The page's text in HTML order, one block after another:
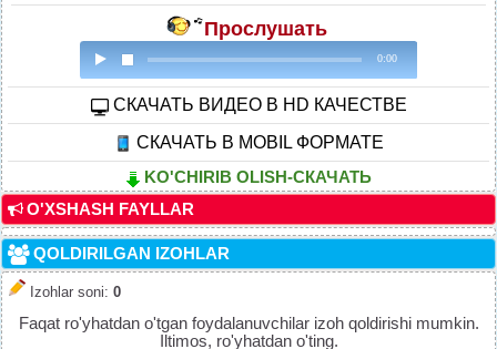
Прослушать
0:00
CКАЧАТЬ ВИДЕО В HD КАЧЕСТВЕ
СКАЧАТЬ В MOBIL ФОРМАТЕ
KO'CHIRIB OLISH-СКАЧАТЬ
O'XSHASH FAYLLAR
QOLDIRILGAN IZOHLAR
Izohlar soni: 0
Faqat ro'yhatdan o'tgan foydalanuvchilar izoh qoldirishi mumkin.
Iltimos, ro'yhatdan o'ting.